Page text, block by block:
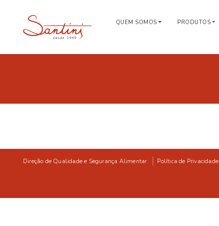
QUEM SOMOS PRODUTOS
Direção de Qualidade e Segurança Alimentar Política de Privacidade